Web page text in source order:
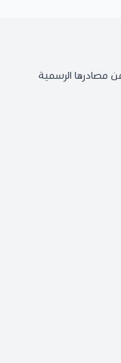
مصادرها الرسمية